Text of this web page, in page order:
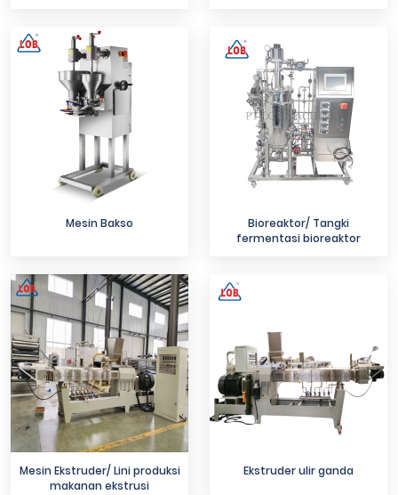
Mesin Bakso
Bioreaktor/ Tangki
fermentasi bioreaktor
Mesin Ekstruder/ Lini produksi
makanan ekstrusi
Ekstruder ulir ganda